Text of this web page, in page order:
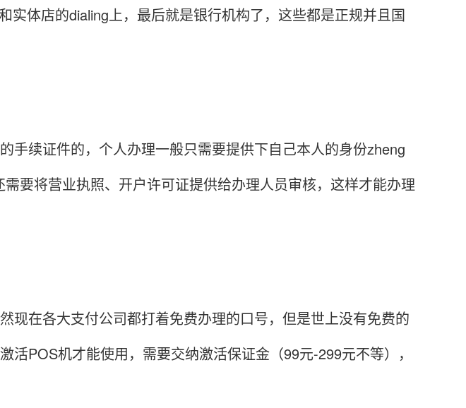
实体店的dialing上，最后就是银行机构了，这些都是正规并且国
手续证件的，个人办理一般只需要提供下自己本人的身份zheng
要将营业执照、开户许可证提供给办理人员审核，这样才能办理
现在各大支付公司都打着免费办理的口号，但是世上没有免费的
活POS机才能使用，需要交纳激活保证金（99元-299元不等），